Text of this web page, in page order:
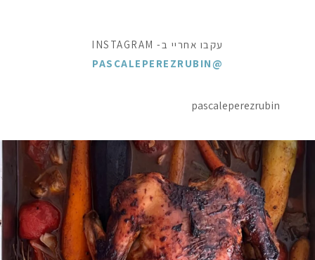
עקבו אחריי ב- INSTAGRAM
@PASCALEPEREZRUBIN
pascaleperezrubin